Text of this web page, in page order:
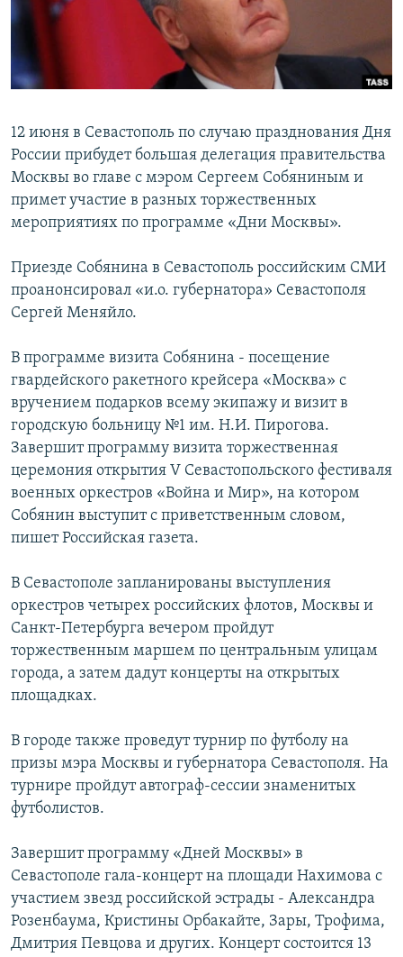
ПОБЕДИТЕЛЕЙ НЕ СУДЯТ?
ПРИСОЕДИНЯЙТЕСЬ!
Все сайты RFE/RL
12 июня в Севастополь по случаю празднования Дня
России прибудет большая делегация правительства
Москвы во главе с мэром Сергеем Собяниным и
примет участие в разных торжественных
мероприятиях по программе «Дни Москвы».
Приезде Собянина в Севастополь российским СМИ
проанонсировал «и.о. губернатора» Севастополя
Сергей Меняйло.
В программе визита Собянина - посещение
гвардейского ракетного крейсера «Москва» с
вручением подарков всему экипажу и визит в
городскую больницу №1 им. Н.И. Пирогова.
Завершит программу визита торжественная
церемония открытия V Севастопольского фестиваля
военных оркестров «Война и Мир», на котором
Собянин выступит с приветственным словом,
пишет Российская газета.
В Севастополе запланированы выступления
оркестров четырех российских флотов, Москвы и
Санкт-Петербурга вечером пройдут
торжественным маршем по центральным улицам
города, а затем дадут концерты на открытых
площадках.
В городе также проведут турнир по футболу на
призы мэра Москвы и губернатора Севастополя. На
турнире пройдут автограф-сессии знаменитых
футболистов.
Завершит программу «Дней Москвы» в
Севастополе гала-концерт на площади Нахимова с
участием звезд российской эстрады - Александра
Розенбаума, Кристины Орбакайте, Зары, Трофима,
Дмитрия Певцова и других. Концерт состоится 13